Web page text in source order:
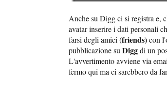
Anche su Digg ci si registra e,
avatar inserire i dati personali
farsi degli amici (friends)con
pubblicazione su Diggdi un
L'avvertimento avviene via
fermo qui ma ci sarebbero da